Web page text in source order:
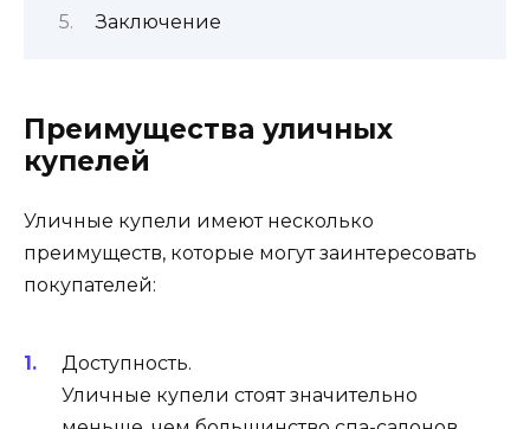
Заключение
Преимущества уличных
купелей
Уличные купели имеют несколько
преимуществ, которые могут заинтересовать
покупателей:
Доступность.
Уличные купели стоят значительно